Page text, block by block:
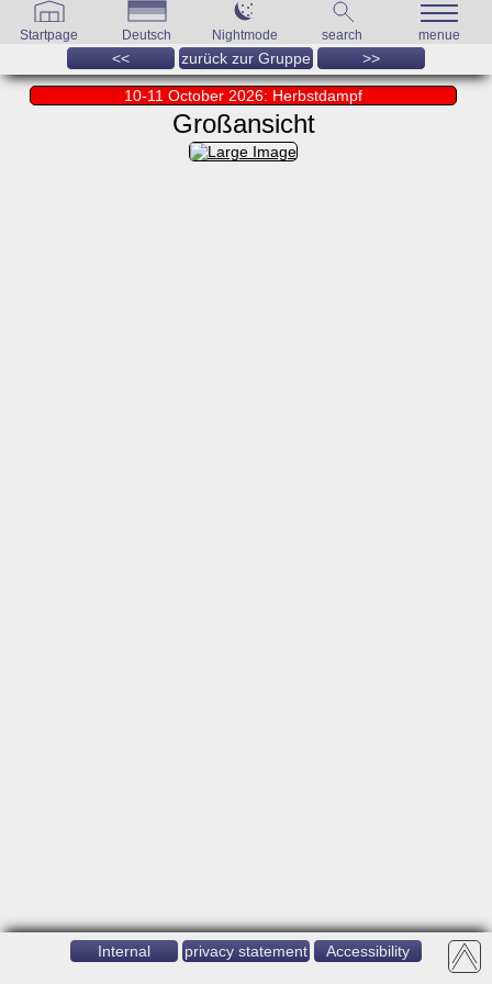
Startpage Deutsch Nightmode search menue
<< zurück zur Gruppe >>
10-11 October 2026: Herbstdampf
Großansicht
Internal privacy statement Accessibility